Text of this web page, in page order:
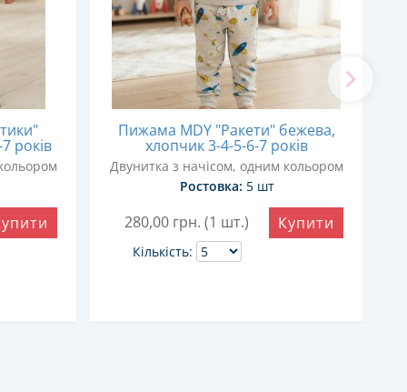
років
Пижама MDY "Ракети" бежева,
хлопчик 3-4-5-6-7 років
Двунитка з начісом, одним кольором
Ростовка: 5 шт
280,00 грн. (1 шт.)
Кількість:
Купити